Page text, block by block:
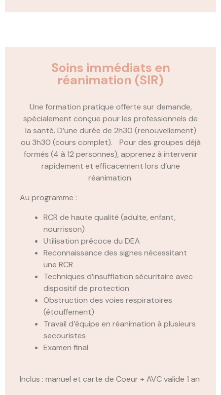
Soins immédiats en
réanimation (SIR)
Une formation pratique offerte sur demande,
spécialement conçue pour les professionnels de
la santé. D’une durée de 2h30 (renouvellement)
ou 3h30 (cours complet). Pour des groupes déjà
formés (4 à 12 personnes), apprenez à intervenir
rapidement et efficacement lors d’une
réanimation.
Au programme :
RCR de haute qualité (adulte, enfant,
nourrisson)
Utilisation précoce du DEA
Reconnaissance des signes nécessitant
une RCR
Techniques d’insufflation sécuritaire avec
dispositif de protection
Obstruction des voies respiratoires
(étouffement)
Travail d’équipe en réanimation à plusieurs
secouristes
Examen final
Inclus : manuel et carte de Coeur + AVC valide 1 an